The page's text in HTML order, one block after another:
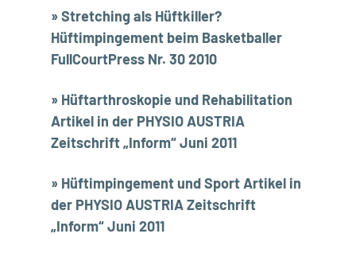
» Stretching als Hüftkiller?
Hüftimpingement beim Basketballer
FullCourtPress Nr. 30 2010
» Hüftarthroskopie und Rehabilitation
Artikel in der PHYSIO AUSTRIA
Zeitschrift „Inform“ Juni 2011
» Hüftimpingement und Sport Artikel in
der PHYSIO AUSTRIA Zeitschrift
„Inform“ Juni 2011